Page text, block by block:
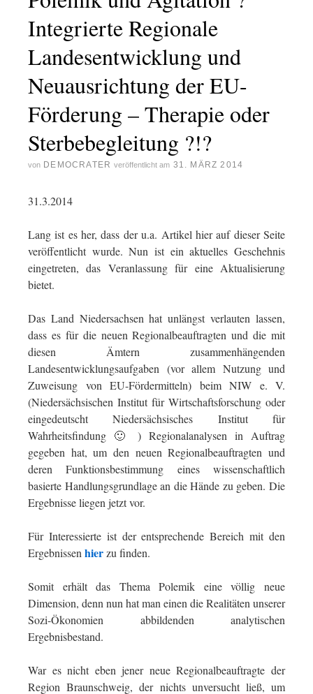
Integrierte Regionale
Landesentwicklung und
Neuausrichtung der EU-
Förderung – Therapie oder
Sterbebegleitung ?!?
von DEMOCRATER veröffentlicht am 31. MÄRZ 2014
31.3.2014
Lang ist es her, dass der u.a. Artikel hier auf dieser Seite
veröffentlicht wurde. Nun ist ein aktuelles Geschehnis
eingetreten, das Veranlassung für eine Aktualisierung
bietet.
Das Land Niedersachsen hat unlängst verlauten lassen,
dass es für die neuen Regionalbeauftragten und die mit
diesen Ämtern zusammenhängenden
Landesentwicklungsaufgaben (vor allem Nutzung und
Zuweisung von EU-Fördermitteln) beim NIW e. V.
(Niedersächsischen Institut für Wirtschaftsforschung oder
eingedeutscht Niedersächsisches Institut für
Wahrheitsfindung 🙂 ) Regionalanalysen in Auftrag
gegeben hat, um den neuen Regionalbeauftragten und
deren Funktionsbestimmung eines wissenschaftlich
basierte Handlungsgrundlage an die Hände zu geben. Die
Ergebnisse liegen jetzt vor.
Für Interessierte ist der entsprechende Bereich mit den
Ergebnissen hierzu finden.
Somit erhält das Thema Polemik eine völlig neue
Dimension, denn nun hat man einen die Realitäten unserer
Sozi-Ökonomien abbildenden analytischen
Ergebnisbestand.
War es nicht eben jener neue Regionalbeauftragte der
Region Braunschweig, der nichts unversucht ließ, um